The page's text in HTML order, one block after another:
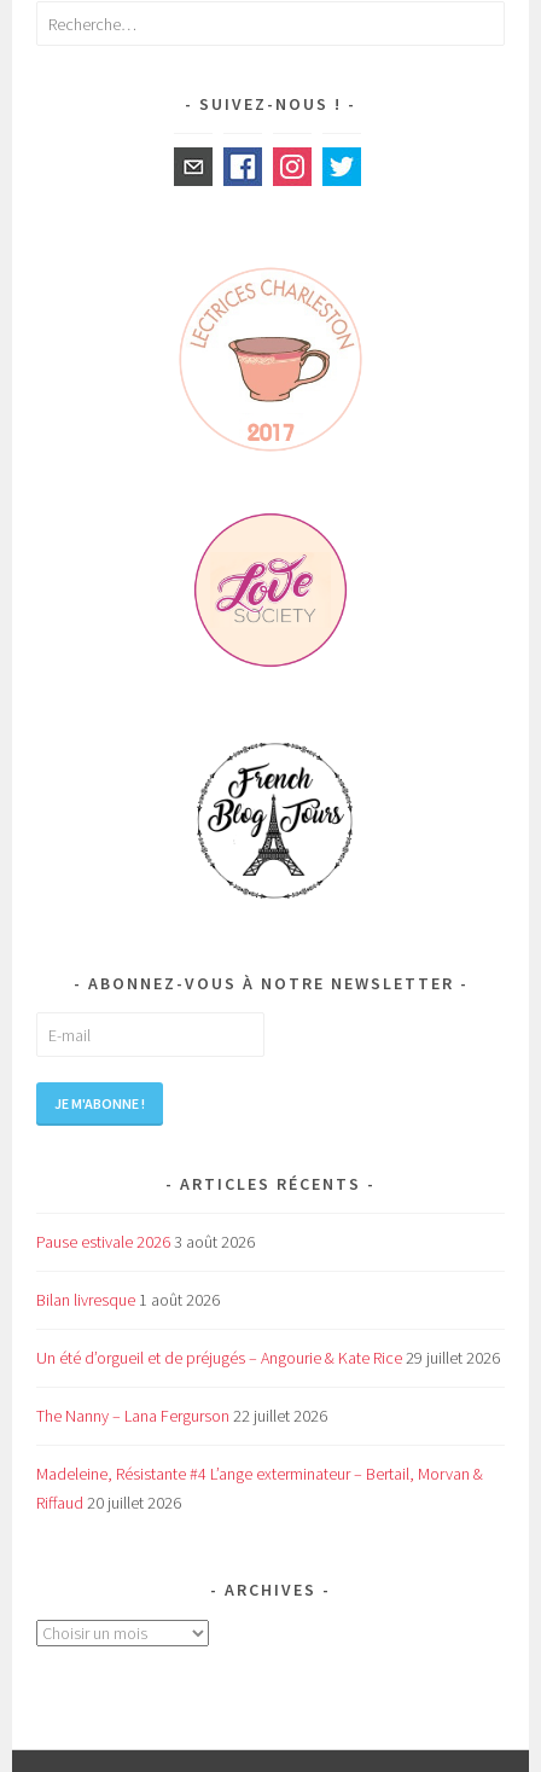
Rechercher :
SUIVEZ-NOUS !
ABONNEZ-VOUS À NOTRE NEWSLETTER
ARTICLES RÉCENTS
Pause estivale 20263 août 2026
Bilan livresque 1 août 2026
Un été d’orgueil et de préjugés – Angourie & Kate Rice29 juillet 2026
The Nanny – Lana Fergurson 22 juillet 2026
Madeleine, Résistante #4 L’ange exterminateur – Bertail, Morvan &
Riffaud 20 juillet 2026
ARCHIVES
Archives